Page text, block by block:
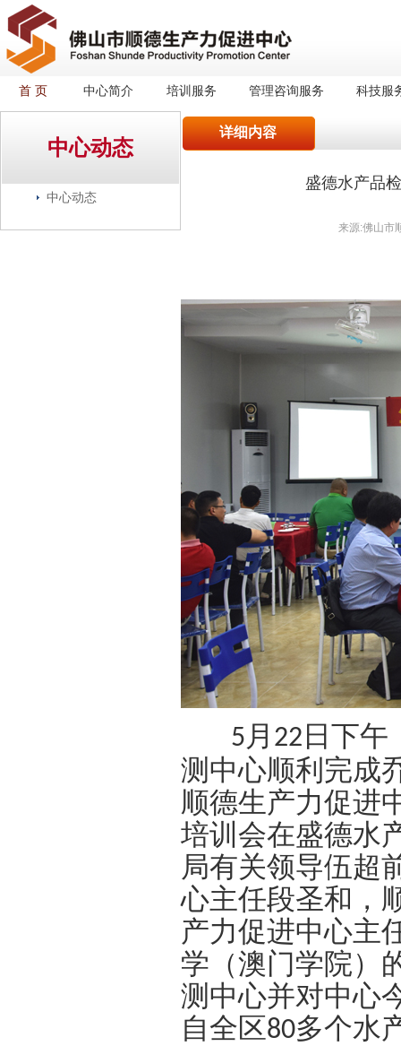
首 页 中心简介 培训服务 管理咨询服务 科技服
中心动态
中心动态
详细内容
盛德水产品
来源:佛山
5月 22 日下
测中心顺利完成
顺德生产力促进
培训会在盛德水
局有关领导伍超
心主任段圣和 ，
产力促进中心主
学（澳门学院）
测中心并对中心
自全区80多个水